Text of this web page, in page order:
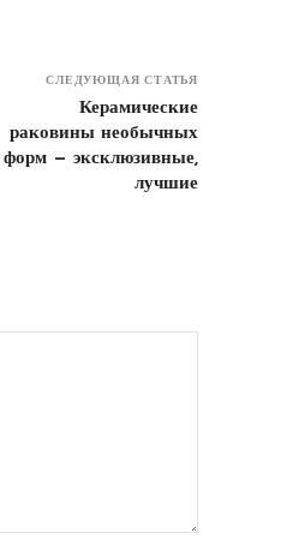
СЛЕДУЮЩАЯ СТАТЬЯ
Керамические
раковины необычных
форм — эксклюзивные,
лучшие